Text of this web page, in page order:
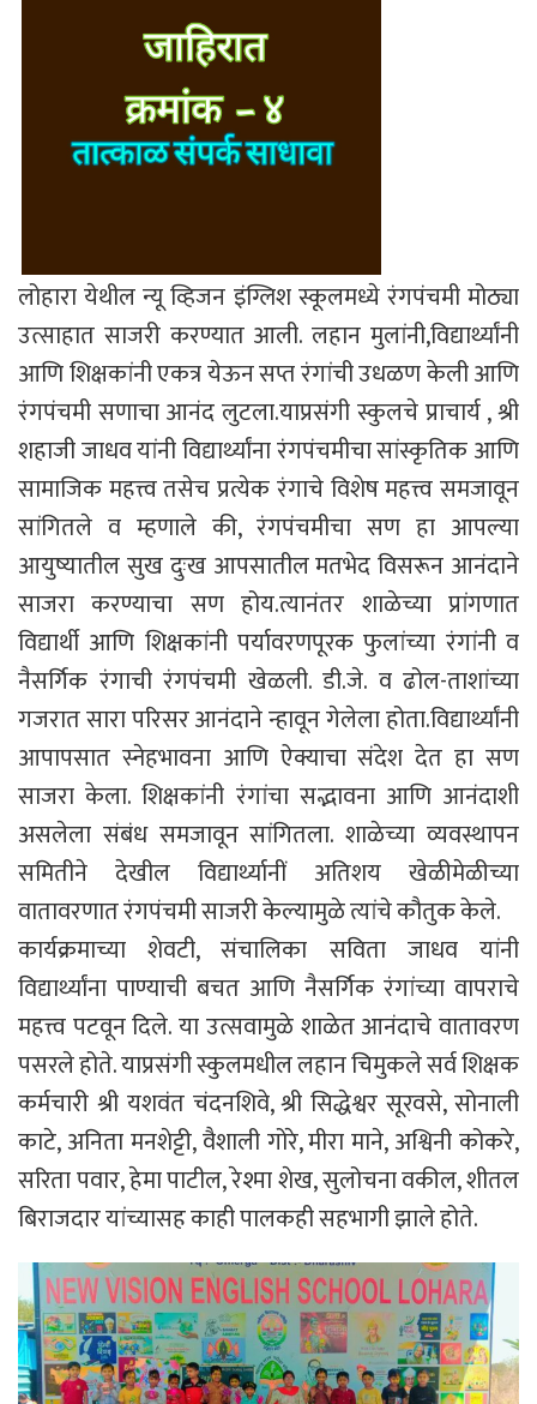
लोहारा येथील न्यू व्हिजन इंग्लिश स्कूलमध्ये रंगपंचमी मोठ्या
उत्साहात साजरी करण्यात आली. लहान मुलांनी,विद्यार्थ्यांनी
आणि शिक्षकांनी एकत्र येऊन सप्त रंगांची उधळण केली आणि
रंगपंचमी सणाचा आनंद लुटला.याप्रसंगी स्कुलचे प्राचार्य , श्री
शहाजी जाधव यांनी विद्यार्थ्यांना रंगपंचमीचा सांस्कृतिक आणि
सामाजिक महत्त्व तसेच प्रत्येक रंगाचे विशेष महत्त्व समजावून
सांगितले व म्हणाले की, रंगपंचमीचा सण हा आपल्या
आयुष्यातील सुख दुःख आपसातील मतभेद विसरून आनंदाने
साजरा करण्याचा सण होय.त्यानंतर शाळेच्या प्रांगणात
विद्यार्थी आणि शिक्षकांनी पर्यावरणपूरक फुलांच्या रंगांनी व
नैसर्गिक रंगाची रंगपंचमी खेळली. डी.जे. व ढोल-ताशांच्या
गजरात सारा परिसर आनंदाने न्हावून गेलेला होता.विद्यार्थ्यांनी
आपापसात स्नेहभावना आणि ऐक्याचा संदेश देत हा सण
साजरा केला. शिक्षकांनी रंगांचा सद्भावना आणि आनंदाशी
असलेला संबंध समजावून सांगितला. शाळेच्या व्यवस्थापन
समितीने देखील विद्यार्थ्यानीं अतिशय खेळीमेळीच्या
वातावरणात रंगपंचमी साजरी केल्यामुळे त्यांचे कौतुक केले.
कार्यक्रमाच्या शेवटी, संचालिका सविता जाधव यांनी
विद्यार्थ्यांना पाण्याची बचत आणि नैसर्गिक रंगांच्या वापराचे
महत्त्व पटवून दिले. या उत्सवामुळे शाळेत आनंदाचे वातावरण
पसरले होते. याप्रसंगी स्कुलमधील लहान चिमुकले सर्व शिक्षक
कर्मचारी श्री यशवंत चंदनशिवे, श्री सिद्धेश्वर सूरवसे, सोनाली
काटे, अनिता मनशेट्टी, वैशाली गोरे, मीरा माने, अश्विनी कोकरे,
सरिता पवार, हेमा पाटील, रेश्मा शेख, सुलोचना वकील, शीतल
बिराजदार यांच्यासह काही पालकही सहभागी झाले होते.